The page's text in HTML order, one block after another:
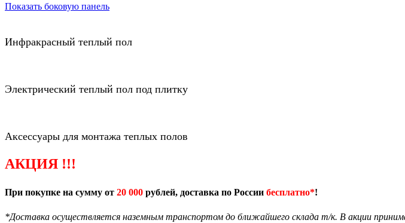
Показать боковую панель
Инфракрасный теплый пол
Электрический теплый пол под плитку
Аксессуары для монтажа теплых полов
АКЦИЯ !!!
При покупке на сумму от 20 000 рублей, доставка по России бесплатно*!
*Доставка осуществляется наземным транспортом до ближайшего склада т/к. В акции